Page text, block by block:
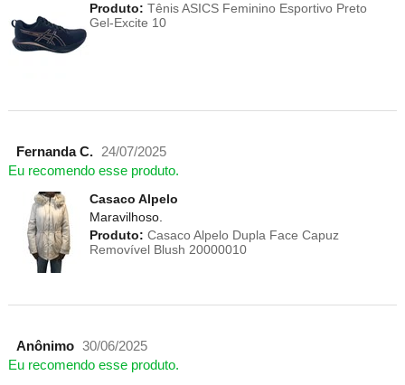
Produto: Tênis ASICS Feminino Esportivo Preto
Gel-Excite 10
Fernanda C.
24/07/2025
Eu recomendo esse produto.
Casaco Alpelo
Maravilhoso.
Produto: Casaco Alpelo Dupla Face Capuz
Removível Blush 20000010
Anônimo 30/06/2025
Eu recomendo esse produto.